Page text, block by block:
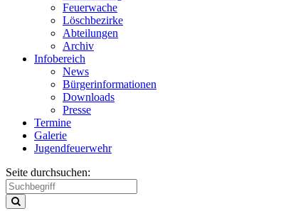
Feuerwache
Löschbezirke
Abteilungen
Archiv
Infobereich
News
Bürgerinformationen
Downloads
Presse
Termine
Galerie
Jugendfeuerwehr
Seite durchsuchen: